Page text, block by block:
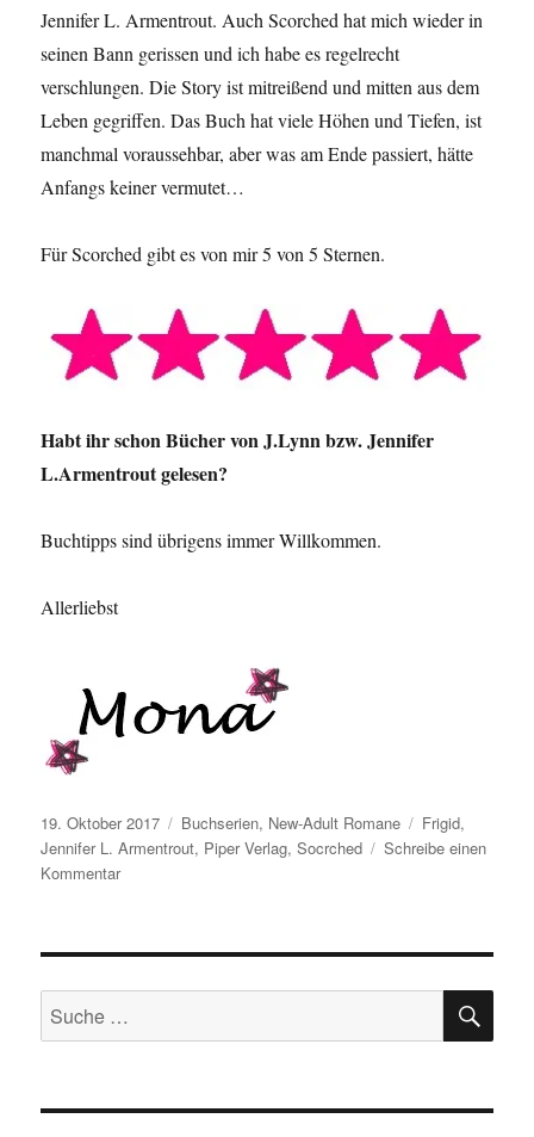
Jennifer L. Armentrout. Auch Scorched hat mich wieder in
seinen Bann gerissen und ich habe es regelrecht
verschlungen. Die Story ist mitreißend und mitten aus dem
Leben gegriffen. Das Buch hat viele Höhen und Tiefen, ist
manchmal voraussehbar, aber was am Ende passiert, hätte
Anfangs keiner vermutet…
Für Scorched gibt es von mir 5 von 5 Sternen.
Habt ihr schon Bücher von J.Lynn bzw. Jennifer
L.Armentrout gelesen?
Buchtipps sind übrigens immer Willkommen.
Allerliebst
Veröffentlicht
am
19. Oktober 2017 Kategorien
Buchserien, New-Adult Romane Schlagwörter
Frigid,
Jennifer L. Armentrout, Piper Verlag,Socrched
Schreibe einen
Kommentarzu
Armentrout
Scorched
Suche
nach: